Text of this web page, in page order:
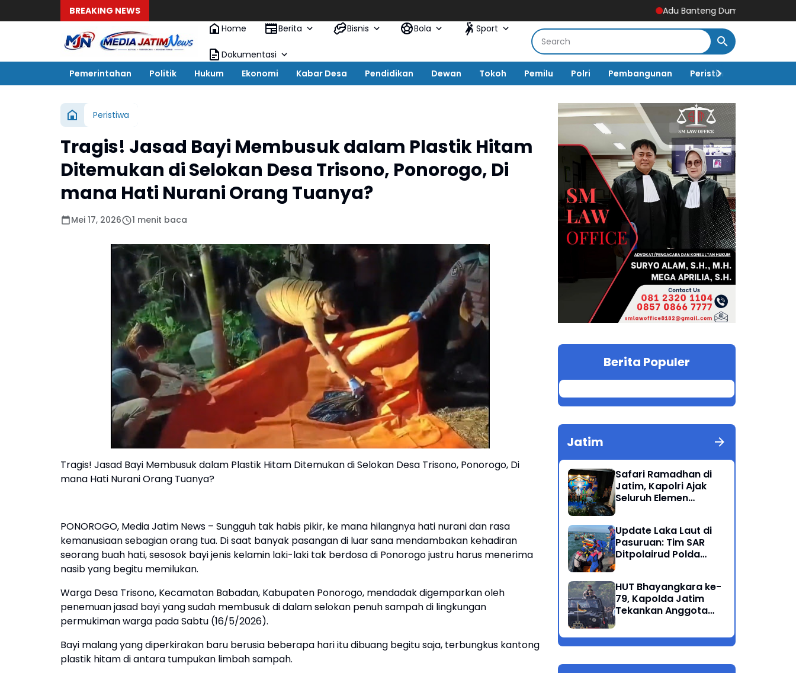
BREAKING NEWS
Adu Banteng Dum Truck vs Jupiter Z di
Home
Berita Bisnis Bola Sport
Dokumentasi
Pemerintahan
Politik Hukum Ekonomi Kabar Desa Pendidikan Dewan Tokoh Pemilu Polri Pembangunan Peristiwa
Peristiwa
Tragis! Jasad Bayi Membusuk dalam Plastik Hitam
Ditemukan di Selokan Desa Trisono, Ponorogo, Di
mana Hati Nurani Orang Tuanya?
Mei 17, 2026 1 menit baca
Tragis! Jasad Bayi Membusuk dalam Plastik Hitam Ditemukan di Selokan Desa Trisono, Ponorogo, Di
mana Hati Nurani Orang Tuanya?
PONOROGO, Media Jatim News – Sungguh tak habis pikir, ke mana hilangnya hati nurani dan rasa
kemanusiaan sebagian orang tua. Di saat banyak pasangan di luar sana mendambakan kehadiran
seorang buah hati, sesosok bayi jenis kelamin laki-laki tak berdosa di Ponorogo justru harus menerima
nasib yang begitu memilukan.
Warga Desa Trisono, Kecamatan Babadan, Kabupaten Ponorogo, mendadak digemparkan oleh
penemuan jasad bayi yang sudah membusuk di dalam selokan penuh sampah di lingkungan
permukiman warga pada Sabtu (16/5/2026).
Bayi malang yang diperkirakan baru berusia beberapa hari itu dibuang begitu saja, terbungkus kantong
plastik hitam di antara tumpukan limbah sampah.
Berita Populer
Jatim
Safari Ramadhan di
Jatim, Kapolri Ajak
Seluruh Elemen
Program Presiden
Update Laka Laut di
Pasuruan: Tim SAR
Ditpolairud Polda
Korban Meninggal di
Perairan Lekok
HUT Bhayangkara ke-
79, Kapolda Jatim
Tekankan Anggota
Profesional Polri